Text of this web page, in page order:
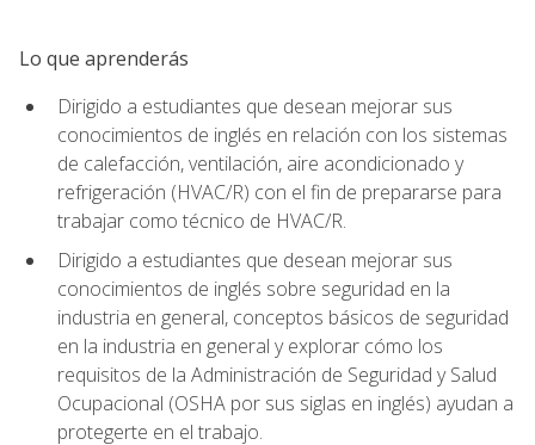
Lo que aprenderás
Dirigido a estudiantes que desean mejorar sus
conocimientos de inglés en relación con los sistemas
de calefacción, ventilación, aire acondicionado y
refrigeración (HVAC/R) con el fin de prepararse para
trabajar como técnico de HVAC/R.
Dirigido a estudiantes que desean mejorar sus
conocimientos de inglés sobre seguridad en la
industria en general, conceptos básicos de seguridad
en la industria en general y explorar cómo los
requisitos de la Administración de Seguridad y Salud
Ocupacional (OSHA por sus siglas en inglés) ayudan a
protegerte en el trabajo.